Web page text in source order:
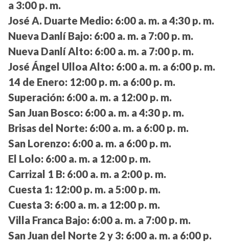
a 3:00 p. m.
José A. Duarte Medio: 6:00 a. m. a 4:30 p. m.
Nueva Danlí Bajo: 6:00 a. m. a 7:00 p. m.
Nueva Danlí Alto: 6:00 a. m. a 7:00 p. m.
José Ángel Ulloa Alto: 6:00 a. m. a 6:00 p. m.
14 de Enero: 12:00 p. m. a 6:00 p. m.
Superación: 6:00 a. m. a 12:00 p. m.
San Juan Bosco: 6:00 a. m. a 4:30 p. m.
Brisas del Norte: 6:00 a. m. a 6:00 p. m.
San Lorenzo: 6:00 a. m. a 6:00 p. m.
El Lolo: 6:00 a. m. a 12:00 p. m.
Carrizal 1 B: 6:00 a. m. a 2:00 p. m.
Cuesta 1: 12:00 p. m. a 5:00 p. m.
Cuesta 3: 6:00 a. m. a 12:00 p. m.
Villa Franca Bajo: 6:00 a. m. a 7:00 p. m.
San Juan del Norte 2 y 3: 6:00 a. m. a 6:00 p.